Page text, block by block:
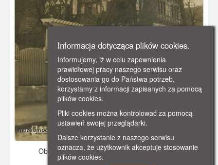
Obraz pochodzi z 1912 r.Dodano: 2019-10-26 00:35
Informacja dotycząca plików cookies.
Informujemy, iż w celu zapewnienia
prawidłowej pracy naszego serwisu oraz
dostosowania go do Państwa potrzeb,
korzystamy z informacji zapisanych za pomocą
plików cookies.
Pliki cookies można kontrolować za pomocą
ustawień swojej przeglądarki.
Dalsze korzystanie z naszego serwisu
oznacza, że użytkownik akceptuje stosowanie
plików cookies.